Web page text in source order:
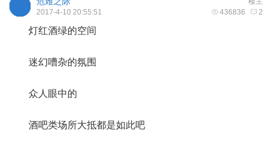
436836 2
2017-4-10 20:55:51
灯红酒绿的空间
迷幻嘈杂的氛围
众人眼中的
酒吧类场所大抵都是如此吧